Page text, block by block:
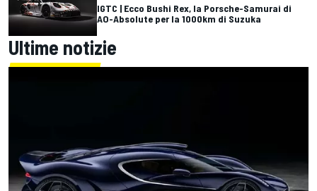
IGTC | Ecco Bushi Rex, la Porsche-Samurai di
AO-Absolute per la 1000km di Suzuka
Ultime notizie